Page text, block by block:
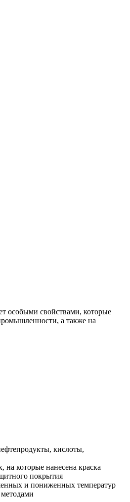
особыми свойствами, которые
а также на
кислоты,
на которые нанесена краска
покрытия
и пониженных температур